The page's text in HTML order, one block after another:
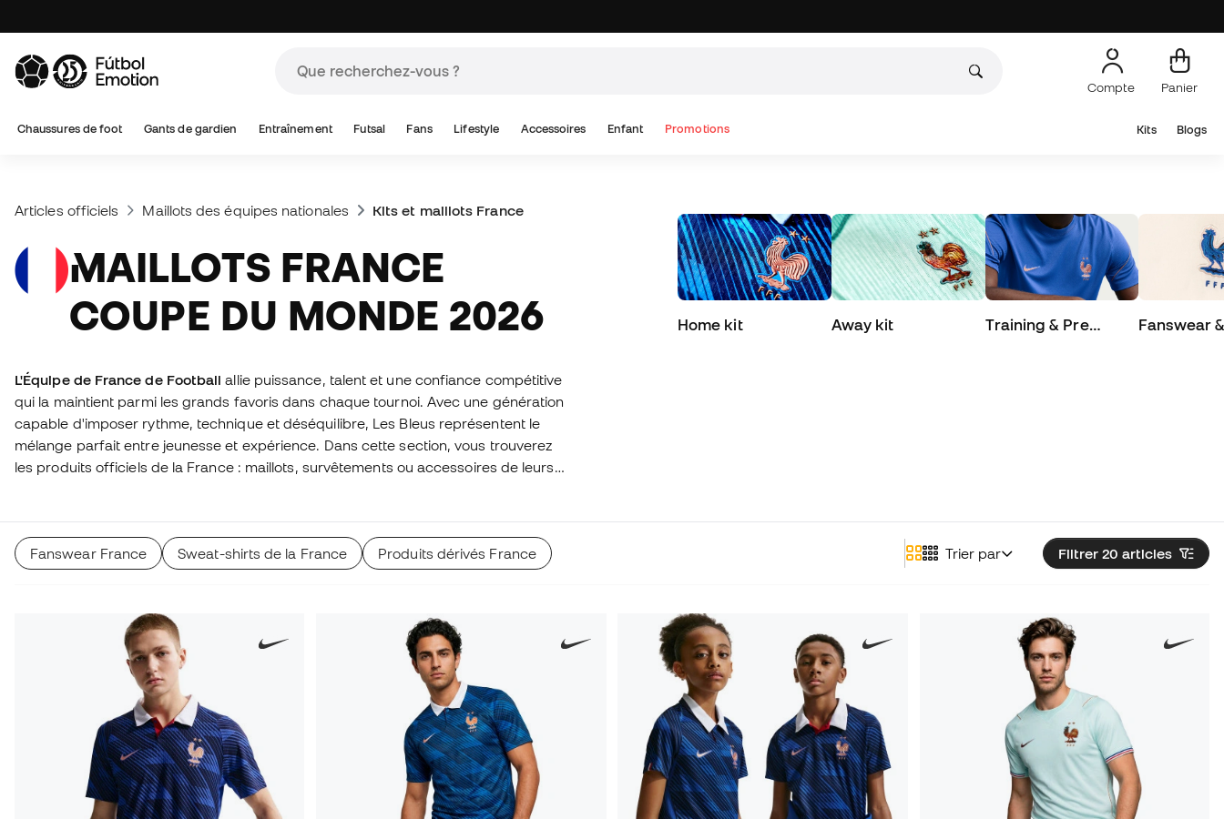
Compte Panier
Chaussures de foot Gants de gardien Entraînement Futsal Fans Lifestyle Accessoires Enfant Promotions Kits Blogs
Articles officiels Maillots des équipes nationales Kits et maillots France
MAILLOTS FRANCE
COUPE DU MONDE 2026
L'Équipe de France de Football allie puissance, talent et une confiance compétitive
qui la maintient parmi les grands favoris dans chaque tournoi. Avec une génération
capable d'imposer rythme, technique et déséquilibre, Les Bleus représentent le
mélange parfait entre jeunesse et expérience. Dans cette section, vous trouverez
les produits officiels de la France : maillots, survêtements ou accessoires de leurs
Home kit Away kit
Training & Pre
Fanswear
Filtrer 20 articles
Trier par
Fanswear France Sweat-shirts de la France Produits dérivés France